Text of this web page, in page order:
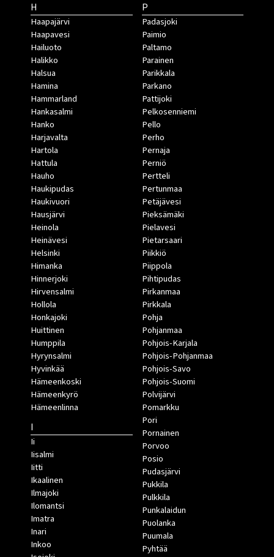
H
Haapajärvi
Haapavesi
Hailuoto
Halikko
Halsua
Hamina
Hammarland
Hankasalmi
Hanko
Harjavalta
Hartola
Hattula
Hauho
Haukipudas
Haukivuori
Hausjärvi
Heinola
Heinävesi
Helsinki
Himanka
Hinnerjoki
Hirvensalmi
Hollola
Honkajoki
Huittinen
Humppila
Hyrynsalmi
Hyvinkää
Hämeenkoski
Hämeenkyrö
Hämeenlinna
I
Ii
Iisalmi
Iitti
Ikaalinen
Ilmajoki
Ilomantsi
Imatra
Inari
Inkoo
P
Padasjoki
Paimio
Paltamo
Parainen
Parikkala
Parkano
Pattijoki
Pelkosenniemi
Pello
Perho
Pernaja
Perniö
Pertteli
Pertunmaa
Petäjävesi
Pieksämäki
Pielavesi
Pietarsaari
Piikkiö
Piippola
Pihtipudas
Pirkanmaa
Pirkkala
Pohja
Pohjanmaa
Pohjois-Karjala
Pohjois-Pohjanmaa
Pohjois-Savo
Pohjois-Suomi
Polvijärvi
Pomarkku
Pori
Pornainen
Porvoo
Posio
Pudasjärvi
Pukkila
Pulkkila
Punkalaidun
Puolanka
Puumala
Pyhtää